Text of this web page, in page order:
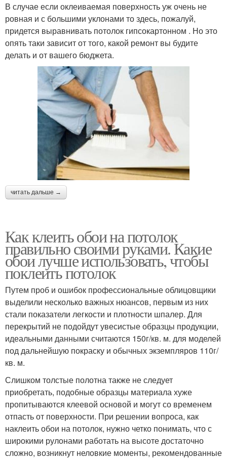
В случае если оклеиваемая поверхность уж очень не
ровная и с большими уклонами то здесь, пожалуй,
придется выравнивать потолок гипсокартонном . Но это
опять таки зависит от того, какой ремонт вы будите
делать и от вашего бюджета.
читать дальше →
Как клеить обои на потолок
правильно своими руками. Какие
обои лучше использовать, чтобы
поклеить потолок
Путем проб и ошибок профессиональные облицовщики
выделили несколько важных нюансов, первым из них
стали показатели легкости и плотности шпалер. Для
перекрытий не подойдут увесистые образцы продукции,
идеальными данными считаются 150г/кв. м. для моделей
под дальнейшую покраску и обычных экземпляров 110г/
кв. м.
Слишком толстые полотна также не следует
приобретать, подобные образцы материала хуже
пропитываются клеевой основой и могут со временем
отпасть от поверхности. При решении вопроса, как
наклеить обои на потолок, нужно четко понимать, что с
широкими рулонами работать на высоте достаточно
сложно, возникнут неловкие моменты, рекомендованные